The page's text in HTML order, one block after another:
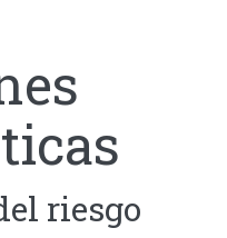
riesgo